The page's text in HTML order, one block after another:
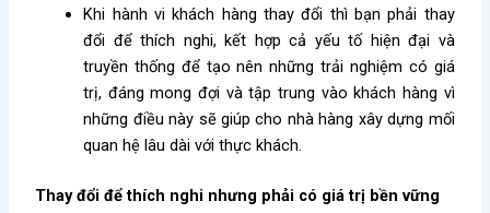
Khi hành vi khách hàng thay đổi thì bạn phải thay
đổi để thích nghi, kết hợp cả yếu tố hiện đại và
truyền thống để tạo nên những trải nghiệm có giá
trị, đáng mong đợi và tập trung vào khách hàng vì
những điều này sẽ giúp cho nhà hàng xây dựng mối
quan hệ lâu dài với thực khách.
Thay đổi để thích nghi nhưng phải có giá trị bền vững